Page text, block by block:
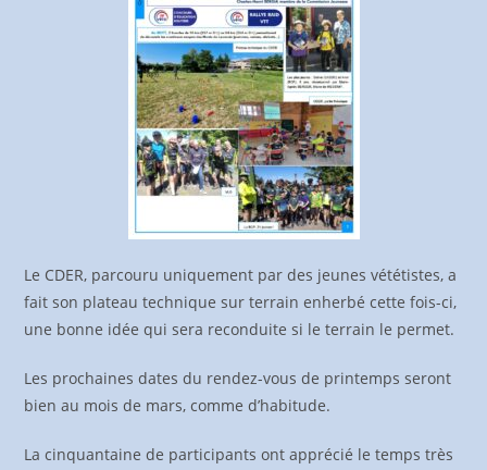
Le CDER, parcouru uniquement par des jeunes vététistes, a
fait son plateau technique sur terrain enherbé cette fois-ci,
une bonne idée qui sera reconduite si le terrain le permet.
Les prochaines dates du rendez-vous de printemps seront
bien au mois de mars, comme d’habitude.
La cinquantaine de participants ont apprécié le temps très